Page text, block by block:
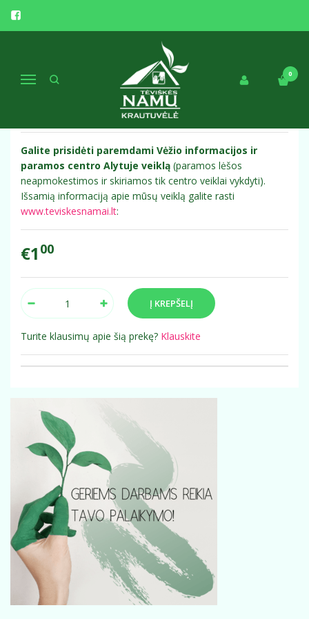
Navigacija
0
Pagrindinis
Parama
Prekė sandėlyje
Galite prisidėti paremdami Vėžio informacijos ir
paramos centro Alytuje veiklą (paramos lėšos
neapmokestimos ir skiriamos tik centro veiklai vykdyti).
Išsamią informaciją apie mūsų veiklą galite rasti
www.teviskesnamai.lt:
€1 00
Turite klausimų apie šią prekę? Klauskite